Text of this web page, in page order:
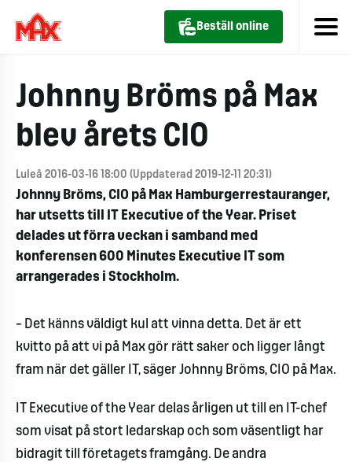
Beställ online
Johnny Bröms på Max
blev årets CIO
Luleå 2016-03-16 18:00 (Uppdaterad 2019-12-11 20:31)
Johnny Bröms, CIO på Max Hamburgerrestauranger,
har utsetts till IT Executive of the Year. Priset
delades ut förra veckan i samband med
konferensen 600 Minutes Executive IT som
arrangerades i Stockholm.
– Det känns väldigt kul att vinna detta. Det är ett
kvitto på att vi på Max gör rätt saker och ligger långt
fram när det gäller IT, säger Johnny Bröms, CIO på Max.
IT Executive of the Year delas årligen ut till en IT-chef
som visat på stort ledarskap och som väsentligt har
bidragit till företagets framgång. De andra